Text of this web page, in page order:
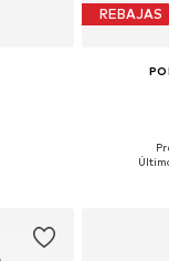
REBAJAS
Tallas